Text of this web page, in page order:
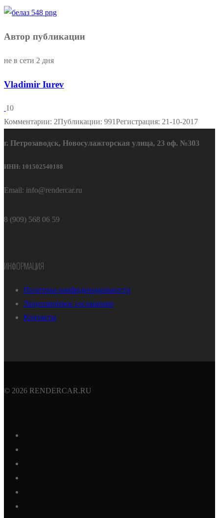
Автор публикации
не в сети 2 дня
Vladimir Iurev
10
Комментарии: 2Публикации: 991Регистрация: 21-10-2017
г. Петрозаводск, Новосулажгорская улица, 23 оф. №303
ИНН: 101502540188
Email: info@rendercar.ru
8 (909) 568 06 59
ИНФОРМАЦИЯ
Политика конфиденциальности
Лицензионное соглашение
Контакты
© 2026 RENDERCAR.RU